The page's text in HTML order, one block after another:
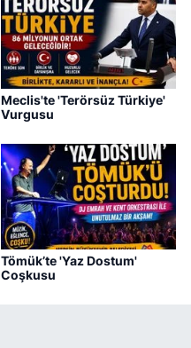
Meclis'te 'Terörsüz Türkiye'
Vurgusu
Tömük’te 'Yaz Dostum'
Coşkusu